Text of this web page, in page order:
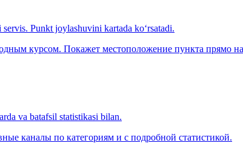
Punkt joylashuvini kartada ko‘rsatadi.
курсом. Покажет местоположение пункта прямо на
va batafsil statistikasi bilan.
каналы по категориям и с подробной статистикой.